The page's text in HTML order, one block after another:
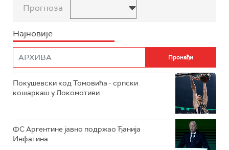
Прогноза
Најновије
Покушевски код Томовића - српски
кошаркаш у Локомотиви
ФС Аргентине јавно подржао Ђанија
Инфатина